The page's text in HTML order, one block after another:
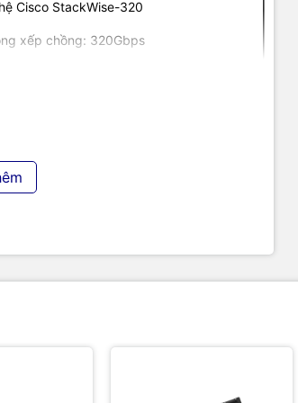
Cisco StackWise-320
xếp chồng: 320Gbps
nghệ uy tín tại Việt Nam. Chúng tôi
Linh kiện máy tính Điện máynhư tivi, tủ